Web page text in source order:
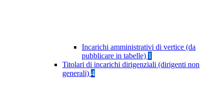
Incarichi amministrativi di vertice (da
pubblicare in tabelle) 1
Titolari di incarichi dirigenziali (dirigenti non
generali) 4